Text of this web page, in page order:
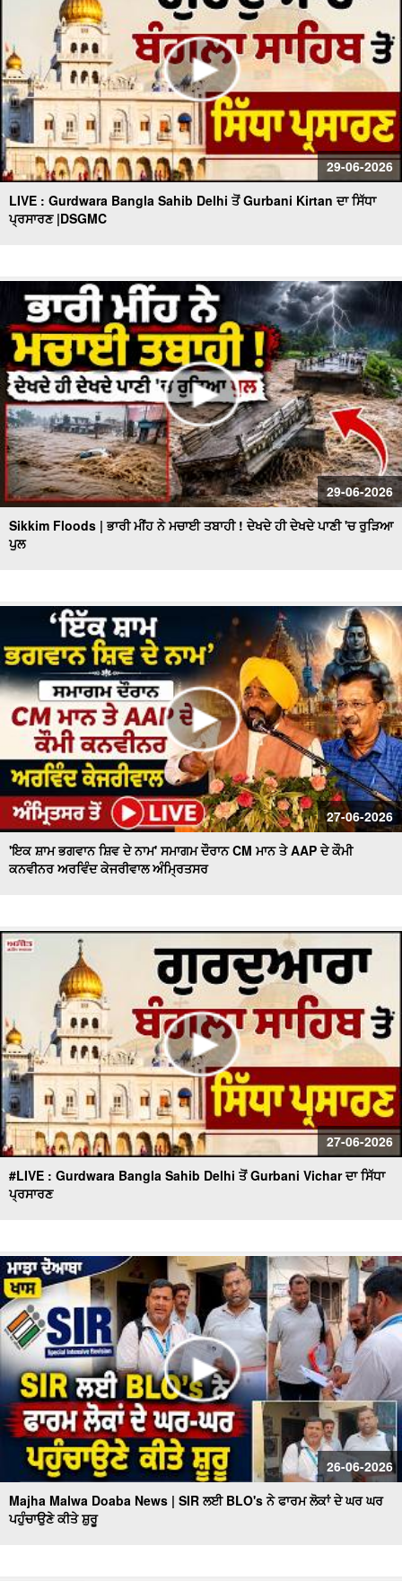
29-06-2026
LIVE : Gurdwara Bangla Sahib Delhi ਤੋਂ Gurbani Kirtan ਦਾ ਸਿੱਧਾ
ਪ੍ਰਸਾਰਣ |DSGMC
29-06-2026
Sikkim Floods | ਭਾਰੀ ਮੀਂਹ ਨੇ ਮਚਾਈ ਤਬਾਹੀ ! ਦੇਖਦੇ ਹੀ ਦੇਖਦੇ ਪਾਣੀ 'ਚ ਰੁੜਿਆ
ਪੁਲ
27-06-2026
'ਇਕ ਸ਼ਾਮ ਭਗਵਾਨ ਸ਼ਿਵ ਦੇ ਨਾਮ' ਸਮਾਗਮ ਦੌਰਾਨ CM ਮਾਨ ਤੇ AAP ਦੇ ਕੌਮੀ
ਕਨਵੀਨਰ ਅਰਵਿੰਦ ਕੇਜਰੀਵਾਲ ਅੰਮ੍ਰਿਤਸਰ
27-06-2026
#LIVE : Gurdwara Bangla Sahib Delhi ਤੋਂ Gurbani Vichar ਦਾ ਸਿੱਧਾ
ਪ੍ਰਸਾਰਣ
26-06-2026
Majha Malwa Doaba News | SIR ਲਈ BLO's ਨੇ ਫਾਰਮ ਲੋਕਾਂ ਦੇ ਘਰ ਘਰ
ਪਹੁੰਚਾਉਣੇ ਕੀਤੇ ਸ਼ੁਰੂ